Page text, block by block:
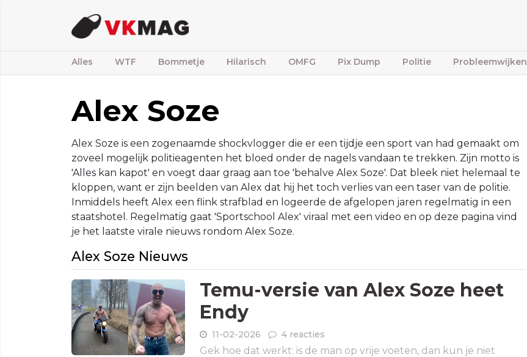
Alles WTF Bommetje Hilarisch OMFG Pix Dump Politie Probleemwijken
Alex Soze
Alex Soze is een zogenaamde shockvlogger die er een tijdje een sport van had gemaakt om
zoveel mogelijk politieagenten het bloed onder de nagels vandaan te trekken. Zijn motto is
'Alles kan kapot' en voegt daar graag aan toe 'behalve Alex Soze'. Dat bleek niet helemaal te
kloppen, want er zijn beelden van Alex dat hij het toch verlies van een taser van de politie.
Inmiddels heeft Alex een flink strafblad en logeerde de afgelopen jaren regelmatig in een
staatshotel. Regelmatig gaat 'Sportschool Alex' viraal met een video en op deze pagina vind
je het laatste virale nieuws rondom Alex Soze.
Alex Soze Nieuws
Temu-versie van Alex Soze heet
Endy
11-02-2026 4 reacties
Gek hoe dat werkt: is de man op vrije voeten, dan kun je niet